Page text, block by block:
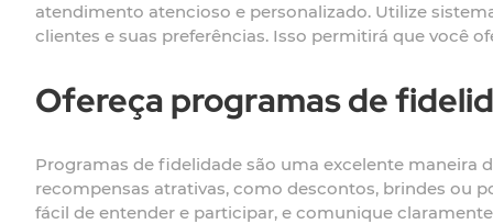
atendimento atencioso e personalizado. Utilize
clientes e suas preferências. Isso permitirá que você
Ofereça programas de
Programas de fidelidade são uma excelente maneira
recompensas atrativas, como descontos, brindes ou
fácil de entender e participar, e comunique